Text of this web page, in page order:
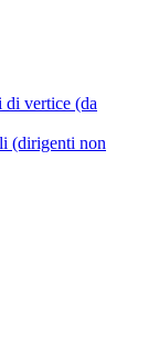
vertice (da
(dirigenti non